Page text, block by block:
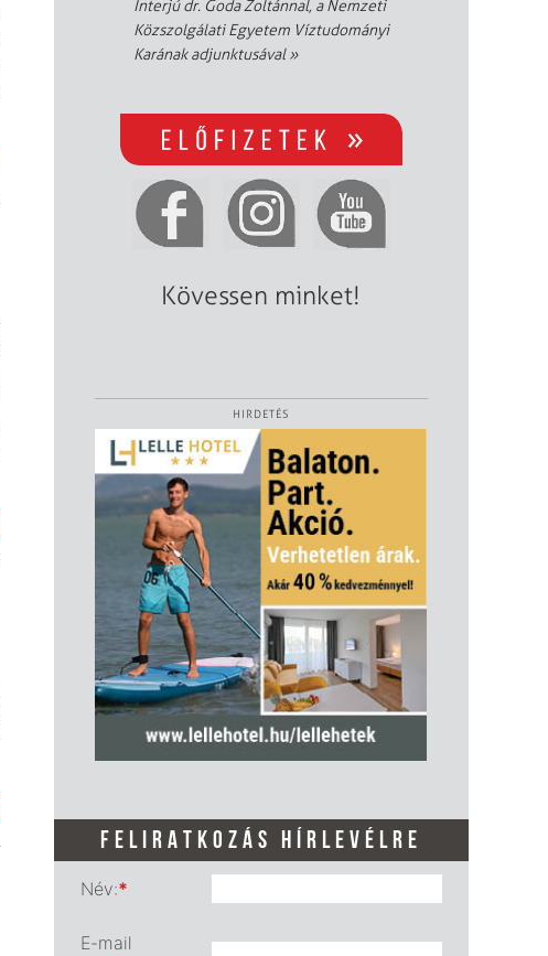
Interjú dr. Goda Zoltánnal, a Nemzeti
Közszolgálati Egyetem Víztudományi
Karának adjunktusával»
Kövessen minket!
HIRDETÉS
FELIRATKOZÁS HÍRLEVÉLRE
Név:*
E-mail